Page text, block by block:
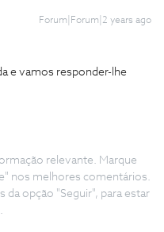
Forum|Forum|2 years ago
e vamos responder-lhe
relevante. Marque
nos melhores comentários.
da opção "Seguir", para estar